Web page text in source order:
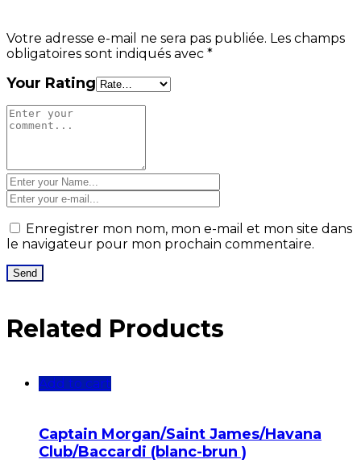
Votre adresse e-mail ne sera pas publiée. Les champs
obligatoires sont indiqués avec *
Your Rating
Enregistrer mon nom, mon e-mail et mon site dans
le navigateur pour mon prochain commentaire.
Related Products
Add to cart
Captain Morgan/Saint James/Havana
Club/Baccardi (blanc-brun )